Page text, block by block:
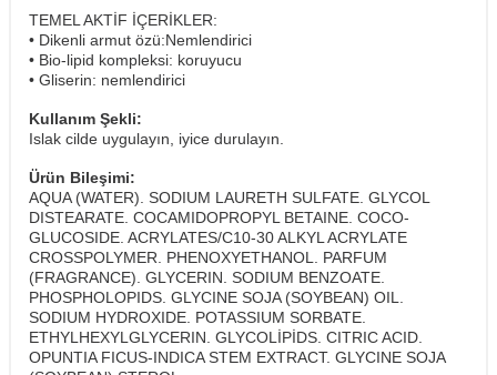
TEMEL AKTİF İÇERİKLER:
• Dikenli armut özü:Nemlendirici
• Bio-lipid kompleksi: koruyucu
​• Gliserin: nemlendirici
Kullanım Şekli:
Islak cilde uygulayın, iyice durulayın.
Ürün Bileşimi:
AQUA (WATER). SODIUM LAURETH SULFATE. GLYCOL
DISTEARATE. COCAMIDOPROPYL BETAINE. COCO-
GLUCOSIDE. ACRYLATES/C10-30 ALKYL ACRYLATE
CROSSPOLYMER. PHENOXYETHANOL. PARFUM
(FRAGRANCE). GLYCERIN. SODIUM BENZOATE.
PHOSPHOLOPIDS. GLYCINE SOJA (SOYBEAN) OIL.
SODIUM HYDROXIDE. POTASSIUM SORBATE.
ETHYLHEXYLGLYCERIN. GLYCOLİPİDS. CITRIC ACID.
OPUNTIA FICUS-INDICA STEM EXTRACT. GLYCINE SOJA